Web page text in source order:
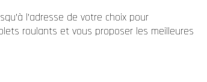
l’adresse de votre choix pour
roulants et vous proposer les meilleures